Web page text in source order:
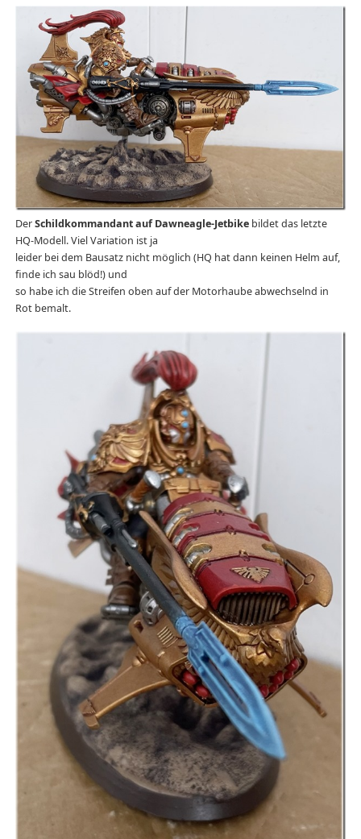
DerSchildkommandant auf Dawneagle-Jetbikebildet das letzte
HQ-Modell. Viel Variation ist ja
leider bei dem Bausatz nicht möglich (HQ hat dann keinen Helm auf,
finde ich sau blöd!) und
so habe ich die Streifen oben auf der Motorhaube abwechselnd in
Rot bemalt.